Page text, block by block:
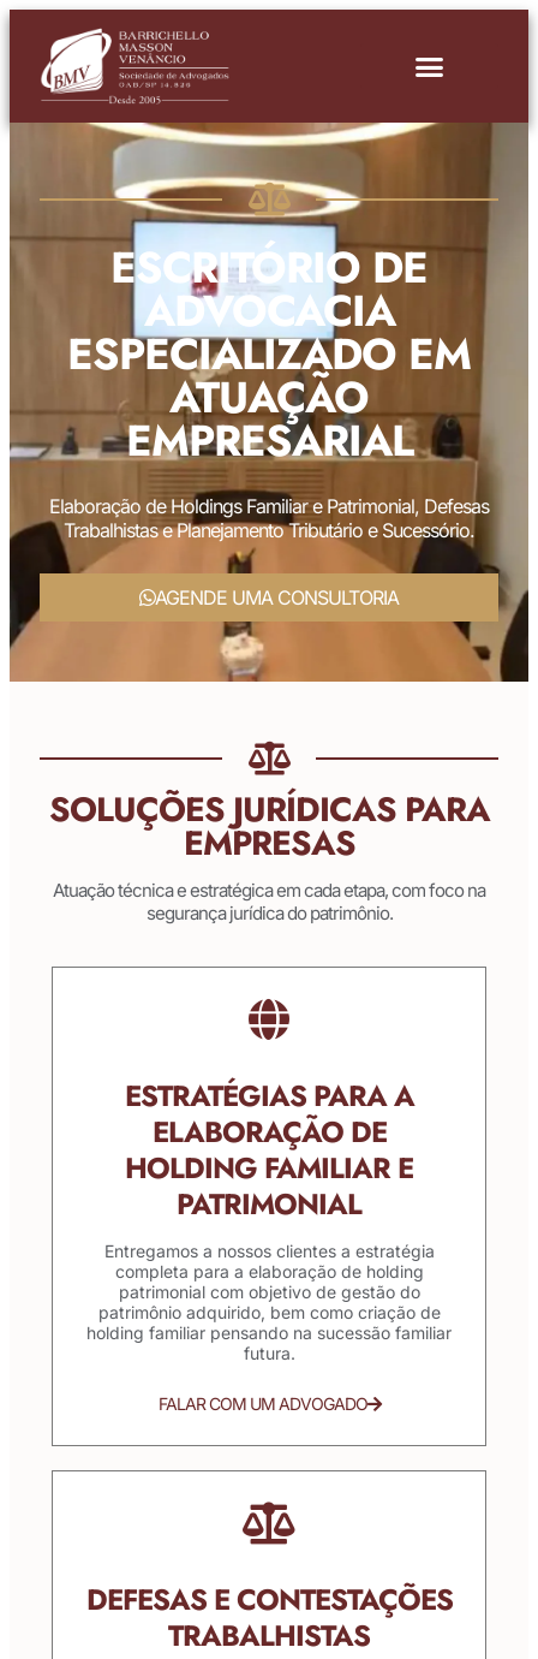
ESCRITÓRIO DE
ADVOCACIA
ESPECIALIZADO EM
ATUAÇÃO
EMPRESARIAL
Elaboração de Holdings Familiar e Patrimonial, Defesas
Trabalhistas e Planejamento Tributário e Sucessório.
AGENDE UMA CONSULTORIA
SOLUÇÕES JURÍDICAS PARA
EMPRESAS
Atuação técnica e estratégica em cada etapa, com foco na
segurança jurídica do patrimônio.
ESTRATÉGIAS PARA A
ELABORAÇÃO DE
HOLDING FAMILIAR E
PATRIMONIAL
Entregamos a nossos clientes a estratégia
completa para a elaboração de holding
patrimonial com objetivo de gestão do
patrimônio adquirido, bem como criação de
holding familiar pensando na sucessão familiar
futura.
FALAR COM UM ADVOGADO
DEFESAS E CONTESTAÇÕES
TRABALHISTAS